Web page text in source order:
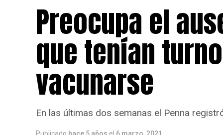
Preocupa el
que tenían
vacunarse
En las últimas dos semanas el Penna
Publicado hace 5 años el 6 marzo, 2021